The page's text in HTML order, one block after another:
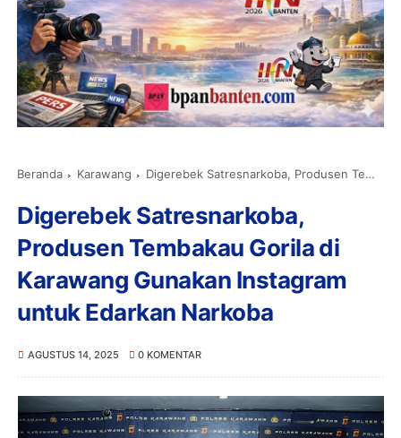
Beranda Karawang Digerebek Satresnarkoba, Produsen Tembakau Gorila di Karawang Gunakan Instagram untuk Edarkan Narkoba
Digerebek Satresnarkoba,
Produsen Tembakau Gorila di
Karawang Gunakan Instagram
untuk Edarkan Narkoba
AGUSTUS 14, 2025 0 KOMENTAR